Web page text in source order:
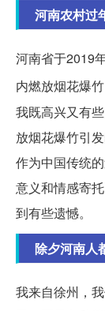
河南农村过
河南省于2019
内燃放烟花爆
我既高兴又有
放烟花爆竹引
作为中国传统
意义和情感寄
到有些遗憾。
除夕河南人
我来自徐州，